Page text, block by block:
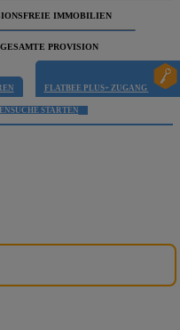
IMMOBILIEN
PROVISION
FLATBEE PLUS+ ZUGANG
STARTEN